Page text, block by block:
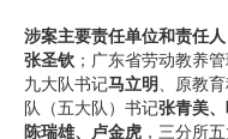
涉案主要责任单位和责任人
张圣钦 ；广东省劳动教养
九大队书记马立明、原教
队（五大队）书记张青美
陈瑞雄、卢金虎 ，三分所